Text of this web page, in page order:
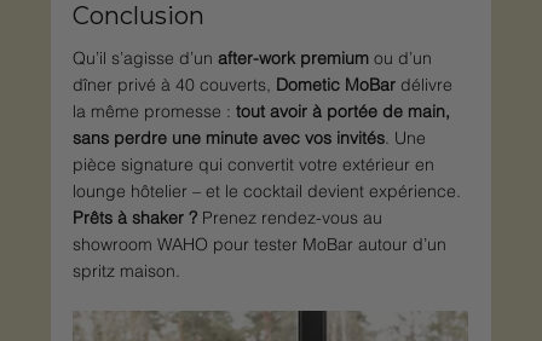
Conclusion
Qu’il s’agisse d’un after-work premium ou d’un
dîner privé à 40 couverts, Dometic MoBar délivre
la même promesse : tout avoir à portée de main,
sans perdre une minute avec vos invités. Une
pièce signature qui convertit votre extérieur en
lounge hôtelier – et le cocktail devient expérience.
Prêts à shaker ? Prenez rendez-vous au
showroom WAHO pour tester MoBar autour d’un
spritz maison.